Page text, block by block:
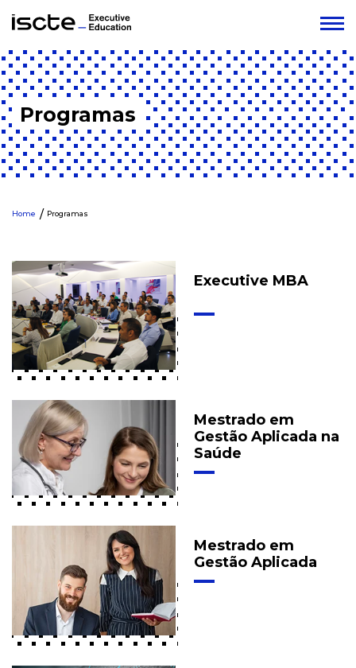
Programas
Home Programas
Executive MBA
Mestrado em
Gestão Aplicada na
Saúde
Mestrado em
Gestão Aplicada